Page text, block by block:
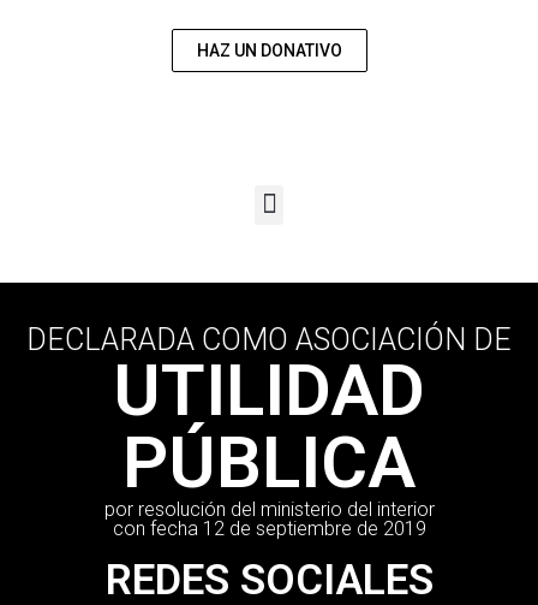
HAZ UN DONATIVO
DECLARADA COMO ASOCIACIÓN DE
UTILIDAD
PÚBLICA
por resolución del ministerio del interior
con fecha 12 de septiembre de 2019
REDES SOCIALES